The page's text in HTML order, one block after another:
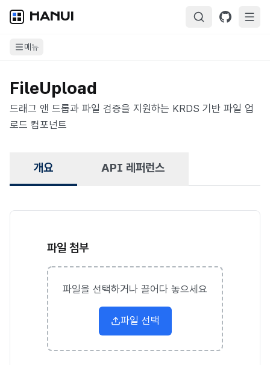
HANUI
메뉴
FileUpload
드래그 앤 드롭과 파일 검증을 지원하는 KRDS 기반 파일 업
로드 컴포넌트
개요 API 레퍼런스
파일 첨부
파일을 선택하거나 끌어다 놓으세요
파일 선택